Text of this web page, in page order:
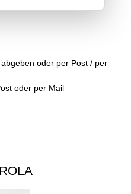
oder per Post / per
oder per Mail